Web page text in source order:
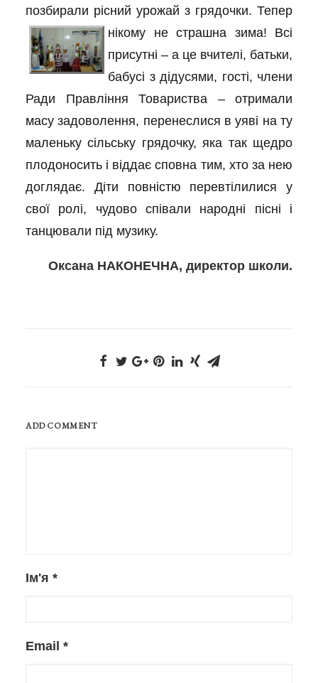
позбирали рісний урожай з грядочки. Тепер
нікому не страшна зима! Всі
присутні – а це вчителі, батьки,
бабусі з дідусями, гості, члени
Ради Правління Товариства – отримали
масу задоволення, перенеслися в уяві на ту
маленьку сільську грядочку, яка так щедро
плодоносить і віддає сповна тим, хто за нею
доглядає. Діти повністю перевтілилися у
свої ролі, чудово співали народні пісні і
танцювали під музику.
Оксана НАКОНЕЧНА, директор школи.
ADD COMMENT
Ім'я *
Email *